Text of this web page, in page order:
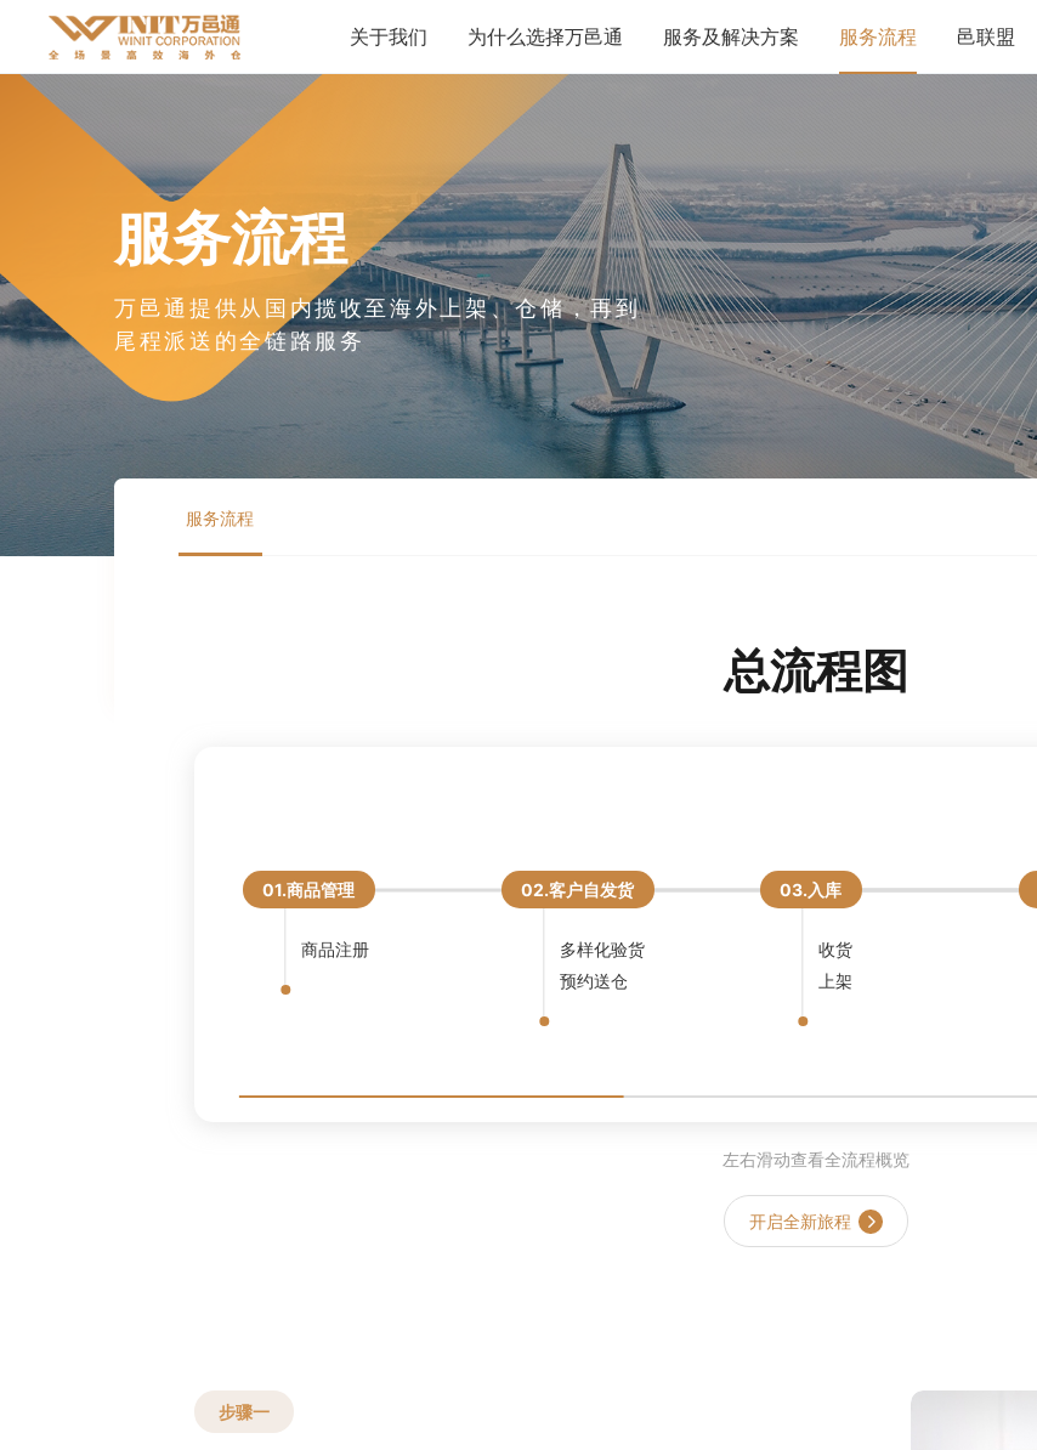
关于我们 为什么选择万邑通 服务及解决方案 服务流程 邑联盟
服务流程
万邑通提供从国内揽收至海外上架、仓储，再到
尾程派送的全链路服务
服务流程
总流程图
01.商品管理
商品注册
02.客户自发货
多样化验货
预约送仓
03.入库
收货
上架
左右滑动查看全流程概览
开启全新旅程
步骤一